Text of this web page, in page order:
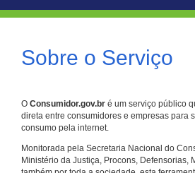
Sobre o Serviço
O Consumidor.gov.br é um serviço público
direta entre consumidores e empresas para
consumo pela internet.
Monitorada pela Secretaria Nacional do
Ministério da Justiça, Procons, Defensorias,